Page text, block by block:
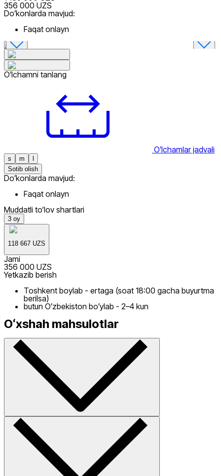
356 000 UZS
Doʻkonlarda mavjud:
Faqat onlayn
Oʻlchamni tanlang
Oʻlchamlar jadvali
s m
Sotib olish
Doʻkonlarda mavjud:
Faqat onlayn
Muddatli to‘lov shartlari
3 oy
118 667 UZS
Jami
356 000 UZS
Yetkazib berish
Toshkent boylab - ertaga (soat 18:00 gacha buyurtma
berilsa)
butun Oʻzbekiston boʻylab - 2–4 kun
Oʻxshah mahsulotlar